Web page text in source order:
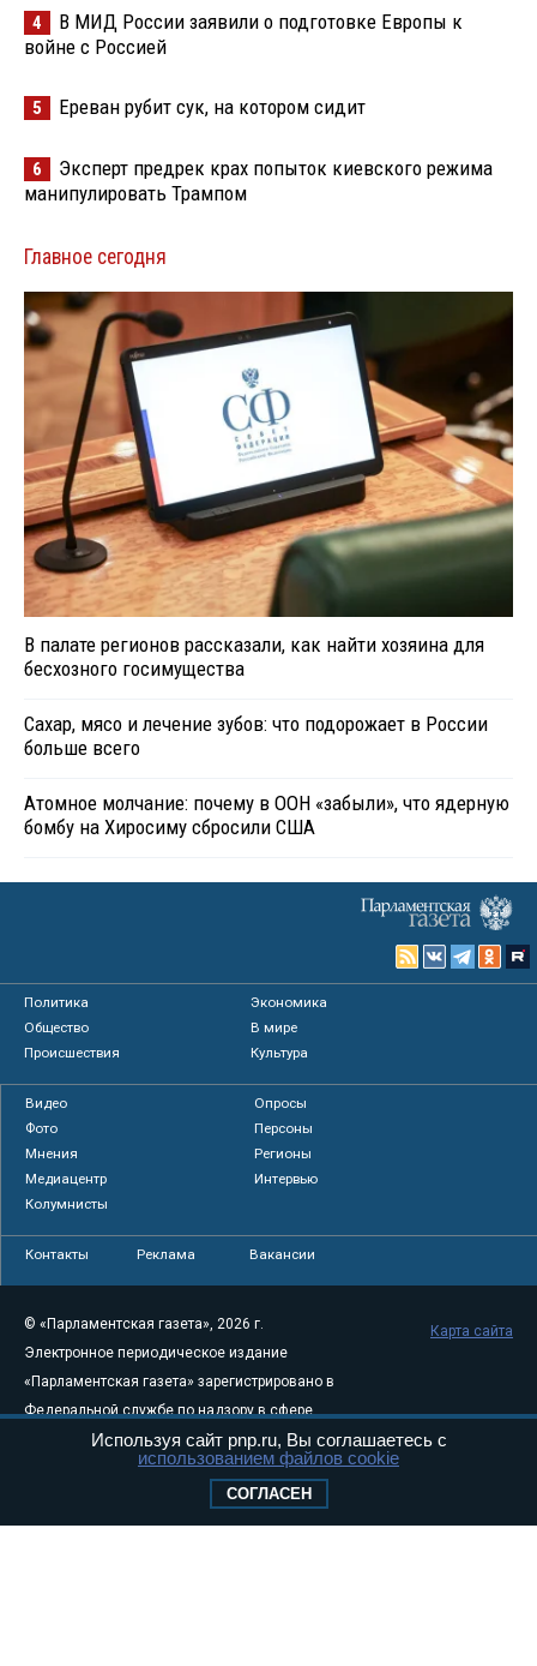
4
В МИД России заявили о подготовке Европы к
войне с Россией
5 Ереван рубит сук, на котором сидит
6
Эксперт предрек крах попыток киевского режима
манипулировать Трампом
Главное сегодня
В палате регионов рассказали, как найти хозяина для
бесхозного госимущества
Сахар, мясо и лечение зубов: что подорожает в России
больше всего
Атомное молчание: почему в ООН «забыли», что ядерную
бомбу на Хиросиму сбросили США
Политика
Экономика
Общество
В мире
Происшествия
Культура
Видео
Опросы
Фото
Персоны
Мнения
Регионы
Медиацентр
Интервью
Колумнисты
Контакты Реклама Вакансии
© «Парламентская газета», 2026 г.
Электронное периодическое издание
«Парламентская газета» зарегистрировано в
Федеральной службе по надзору в сфере
связи, информационных технологий и
массовых коммуникаций (Роскомнадзор) 05
Свидетельство о регистрации Эл № ФС77-
Карта сайта
Используя сайт pnp.ru, Вы соглашаетесь с
использованием файлов cookie
СОГЛАСЕН